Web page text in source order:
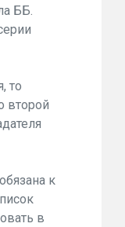
ББ.
то
второй
к
в